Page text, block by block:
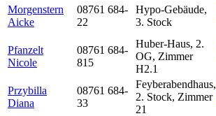
Morgenstern
Aicke
08761 684-
22
Hypo-Gebäude,
3. Stock
Pfanzelt
Nicole
08761 684-
815
Huber-Haus, 2.
OG, Zimmer
H2.1
Przybilla
Diana
08761 684-
33
Feyberabendhaus,
2. Stock, Zimmer
21